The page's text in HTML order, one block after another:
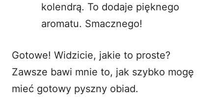
kolendrą. To dodaje pięknego
aromatu. Smacznego!
Gotowe! Widzicie, jakie to proste?
Zawsze bawi mnie to, jak szybko mogę
mieć gotowy pyszny obiad.